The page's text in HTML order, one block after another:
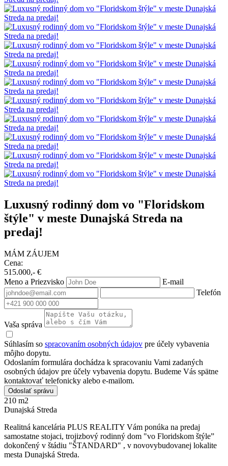
Luxusný rodinný dom vo "Floridskom
štýle" v meste Dunajská Streda na
predaj!
MÁM ZÁUJEM
Cena:
515.000,- €
Meno a Priezvisko
E-mail
Telefón
Vaša správa
Súhlasím so spracovaním osobných údajov pre účely vybavenia
môjho dopytu.
Odoslaním formulára dochádza k spracovaniu Vami zadaných
osobných údajov pre účely vybavenia dopytu. Budeme Vás spätne
kontaktovať telefonicky alebo e-mailom.
Odoslať správu
210 m2
Dunajská Streda
Realitná kancelária PLUS REALITY Vám ponúka na predaj
samostatne stojaci, trojizbový rodinný dom "vo Floridskom štýle”
dokončený v štádiu "ŠTANDARD" , v novovybudovanej lokalite
mesta Dunajská Streda.